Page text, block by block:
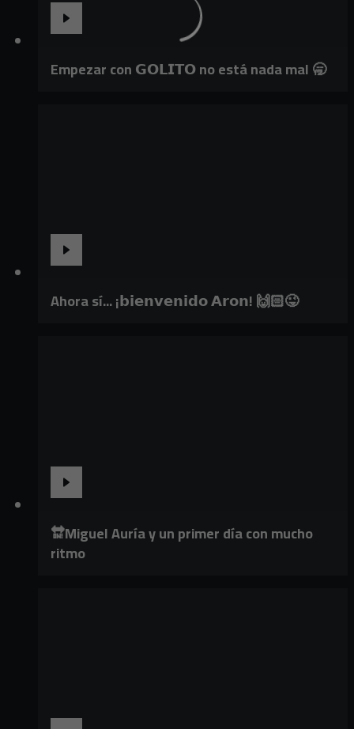
Empezar con 𝗚𝗢𝗟𝗜𝗧𝗢 no está nada mal 🥱
Ahora sí... ¡𝗯𝗶𝗲𝗻𝘃𝗲𝗻𝗶𝗱𝗼 𝗔𝗿𝗼𝗻! 🙌🏻😜
🔛Miguel Auría y un primer día con mucho
ritmo